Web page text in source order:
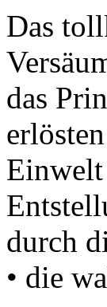
Das
das
Einwelt
durch
• die